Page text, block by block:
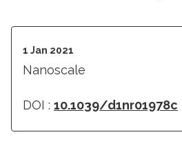
1 Jan 2021
Nanoscale
DOI : 10.1039/d1nr01978c